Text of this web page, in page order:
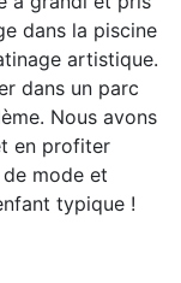
dans la piscine
artistique.
dans un parc
Nous avons
en profiter
mode et
typique !